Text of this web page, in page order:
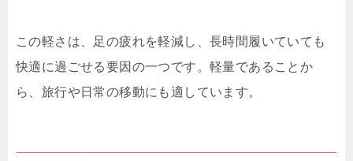
この軽さは、足の疲れを軽減し、長時間履いていても
快適に過ごせる要因の一つです。軽量であることか
ら、旅行や日常の移動にも適しています。